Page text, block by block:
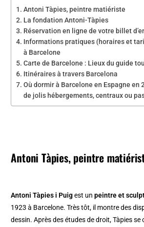
Antoni Tàpies, peintre matiériste
La fondation Antoni-Tàpies
Réservation en ligne de votre billet
Informations pratiques (horaires et
à Barcelone
Carte de Barcelone : Lieux du guide
Itinéraires à travers Barcelona
Où dormir à Barcelone en Espagne en
de jolis hébergements, centraux ou
Antoni Tàpies, peintre
Antoni Tàpies i Puigest unpeintre et
1923 à Barcelone. Très tôt, il montre des
dessin. Après des études de droit, Tàpies